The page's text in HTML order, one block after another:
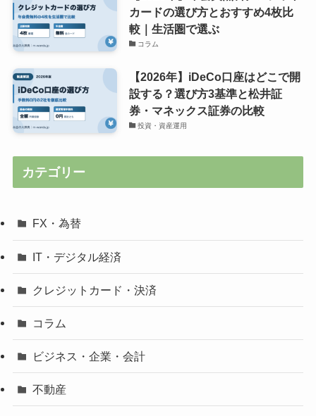
カードの選び方とおすすめ4枚比
較｜生活圏で選ぶ
コラム
【2026年】iDeCo口座はどこで開
設する？選び方3基準と松井証
券・マネックス証券の比較
投資・資産運用
カテゴリー
FX・為替
IT・デジタル経済
クレジットカード・決済
コラム
ビジネス・企業・会計
不動産